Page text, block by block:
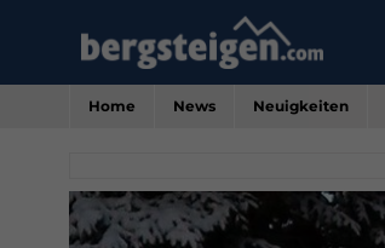
Home News Neuigkeiten